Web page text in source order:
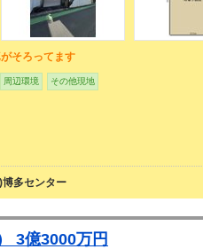
そろってます
周辺環境 その他現地
多センター
3億3000万円